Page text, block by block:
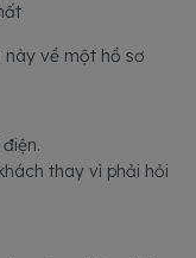
này về một hồ sơ
thay vì phải hỏi